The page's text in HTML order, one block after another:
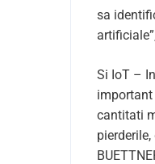
sa
Si IoT –
important
cantitati